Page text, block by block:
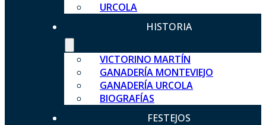
URCOLA
HISTORIA
VICTORINO MARTÍN
GANADERÍA MONTEVIEJO
GANADERÍA URCOLA
BIOGRAFÍAS
FESTEJOS